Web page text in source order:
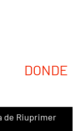
de Riuprimer